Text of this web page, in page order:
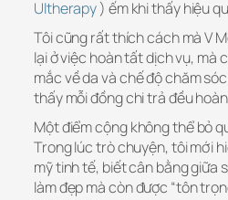
Ultherapy) ếm khi thấy hiệu
Tôi cũng rất thích cách mà V
lại ở việc hoàn tất dịch vụ, mà
mắc về da và chế độ chăm
thấy mỗi đồng chi trả đều
Một điểm cộng không thể bỏ
Trong lúc trò chuyện, tôi mới
mỹ tinh tế, biết cân bằng giữa
làm đẹp mà còn được “tôn